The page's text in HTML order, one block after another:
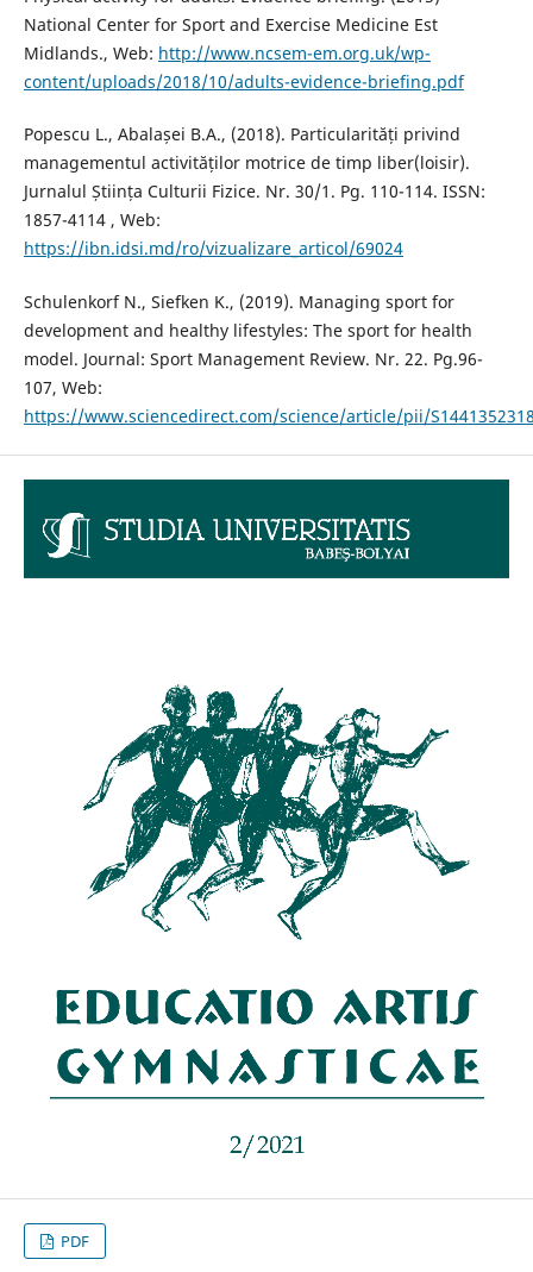
National Center for Sport and Exercise Medicine Est
Midlands., Web: http://www.ncsem-em.org.uk/wp-
content/uploads/2018/10/adults-evidence-briefing.pdf
Popescu L., Abalașei B.A., (2018). Particularități privind
managementul activităților motrice de timp liber(loisir).
Jurnalul Știința Culturii Fizice. Nr. 30/1. Pg. 110-114. ISSN:
1857-4114 , Web:
https://ibn.idsi.md/ro/vizualizare_articol/69024
Schulenkorf N., Siefken K., (2019). Managing sport for
development and healthy lifestyles: The sport for health
model. Journal: Sport Management Review. Nr. 22. Pg.96-
107, Web:
https://www.sciencedirect.com/science/article/pii/
PDF